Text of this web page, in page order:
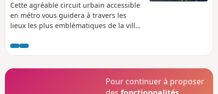
Cette agréable circuit urbain accessible
en métro vous guidera à travers les
lieux les plus emblématiques de la ville.
aurez notamment l'occasion d'explorer
des sites exceptionnels et totalement
gratuits, comme le Jardin botanique de
pittoresque de Nyhavn, l'incontournablePour continuer à proposer